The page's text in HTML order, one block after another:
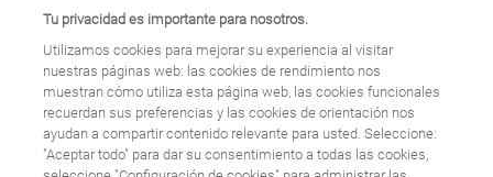
Últimos artículos
TU CUENTAS MUCHO
Conócenos
Contacto
Tu privacidad es importante para nosotros.
Utilizamos cookies para mejorar su experiencia al visitar
nuestras páginas web: las cookies de rendimiento nos
muestran cómo utiliza esta página web, las cookies funcionales
recuerdan sus preferencias y las cookies de orientación nos
ayudan a compartir contenido relevante para usted. Seleccione:
"Aceptar todo" para dar su consentimiento a todas las cookies,